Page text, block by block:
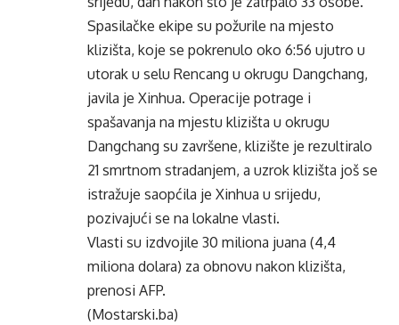
Spasilačke ekipe su požurile na mjesto
klizišta, koje se pokrenulo oko 6:56 ujutro u
utorak u selu Rencang u okrugu Dangchang,
javila je Xinhua. Operacije potrage i
spašavanja na mjestu klizišta u okrugu
Dangchang su završene, klizište je rezultiralo
21 smrtnom stradanjem, a uzrok klizišta još se
istražuje saopćila je Xinhua u srijedu,
pozivajući se na lokalne vlasti.
Vlasti su izdvojile 30 miliona juana (4,4
miliona dolara) za obnovu nakon klizišta,
prenosi AFP.
(Mostarski.ba)